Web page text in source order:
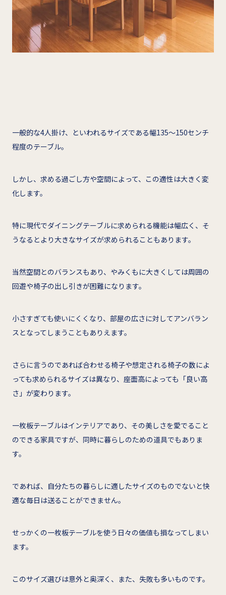
一般的な4人掛け、といわれるサイズである幅135～150センチ
程度のテーブル。
しかし、求める過ごし方や空間によって、この適性は大きく変
化します。
特に現代でダイニングテーブルに求められる機能は幅広く、そ
うなるとより大きなサイズが求められることもあります。
当然空間とのバランスもあり、やみくもに大きくしては周囲の
回遊や椅子の出し引きが困難になります。
小さすぎても使いにくくなり、部屋の広さに対してアンバラン
スとなってしまうこともありえます。
さらに言うのであれば合わせる椅子や想定される椅子の数によ
っても求められるサイズは異なり、座面高によっても「良い高
さ」が変わります。
一枚板テーブルはインテリアであり、その美しさを愛でること
のできる家具ですが、同時に暮らしのための道具でもありま
す。
であれば、自分たちの暮らしに適したサイズのものでないと快
適な毎日は送ることができません。
せっかくの一枚板テーブルを使う日々の価値も損なってしまい
ます。
このサイズ選びは意外と奥深く、また、失敗も多いものです。